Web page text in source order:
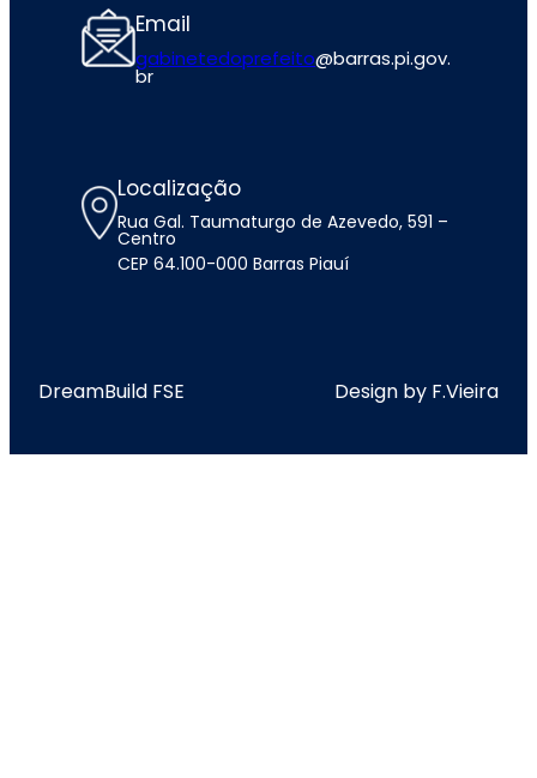
Email
gabinetedoprefeito@barras.pi.gov.
br
Localização
Rua Gal. Taumaturgo de Azevedo, 591 –
Centro
CEP 64.100-000 Barras Piauí
DreamBuild FSE Design by F.Vieira